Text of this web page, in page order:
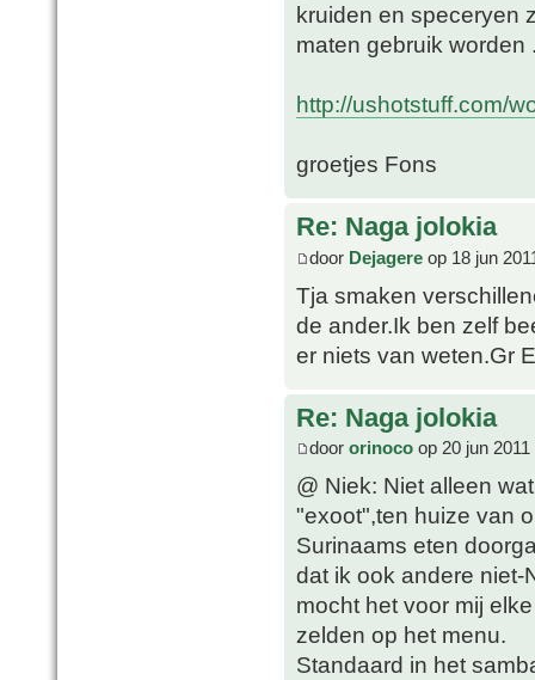
kruiden en speceryen
maten gebruik worden
http://ushotstuff.com/
groetjes Fons
Re: Naga jolokia
door Dejagere op 18 jun
Tja smaken
de ander.Ik ben zelf
er niets van weten.Gr
Re: Naga jolokia
door orinoco op 20 jun 2011
@ Niek: Niet alleen
"exoot",ten huize van
Surinaams eten
dat ik ook andere
mocht het voor mij
zelden op het menu.
Standaard in het